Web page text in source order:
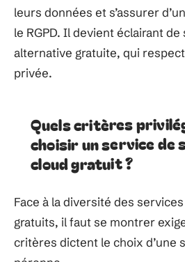
leurs données et s’assurer
le RGPD. Il devient éclairant
alternative gratuite, qui
privée.
Quels critères
choisir un service de
cloud gratuit ?
Face à la diversité des
gratuits, il faut se montrer
critères dictent le choix d’une